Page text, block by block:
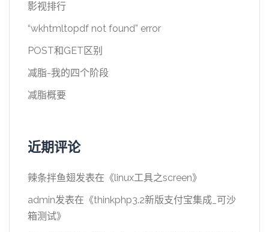
影视排行
“wkhtmltopdf not found” error
POST和GET区别
减脂-我的四个阶段
减脂概要
近期评论
辣条拌鱼翅发表在《linux工具之screen》
admin发表在《thinkphp3.2新版支付宝集成_可沙
箱测试》